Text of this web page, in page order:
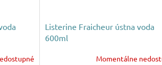
Listerine Fraicheur ústna voda
600ml
Momentálne